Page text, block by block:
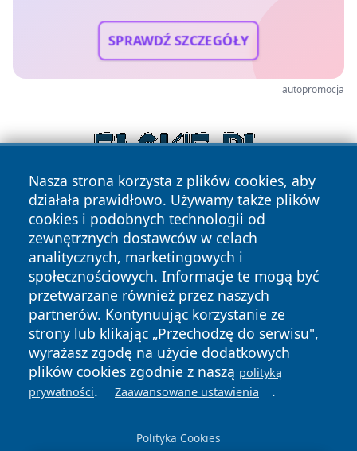
SPRAWDŹ SZCZEGÓŁY
autopromocja
Nasza strona korzysta z plików cookies, aby
działała prawidłowo. Używamy także plików
cookies i podobnych technologii od
zewnętrznych dostawców w celach
analitycznych, marketingowych i
społecznościowych. Informacje te mogą być
przetwarzane również przez naszych
partnerów. Kontynuując korzystanie ze
strony lub klikając „Przechodzę do serwisu",
wyrażasz zgodę na użycie dodatkowych
plików cookies zgodnie z naszą polityką
prywatności. Zaawansowane ustawienia .
Polityka Cookies
Copyright © 2026 elblagonline.pl Wszystkie prawa
zastrzeżone.
News Autorzy
Polityka
Prywatności
Polityka
Cookies